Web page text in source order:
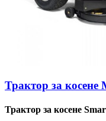
Трактор за
Трактор за косене